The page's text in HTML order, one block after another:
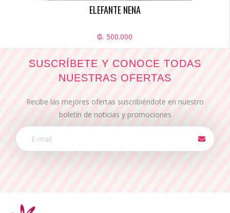
ELEFANTE NENA
₲. 500.000
SUSCRÍBETE Y CONOCE TODAS
NUESTRAS OFERTAS
Recibe las mejores ofertas suscribiéndote en nuestro
boletín de noticias y promociones